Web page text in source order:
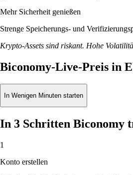
Mehr Sicherheit genießen
Strenge Speicherungs- und
Krypto-Assets sind riskant. Hohe
Biconomy-Live-Preis in
In Wenigen Minuten starten
In 3 Schritten Biconomy
1
Konto erstellen